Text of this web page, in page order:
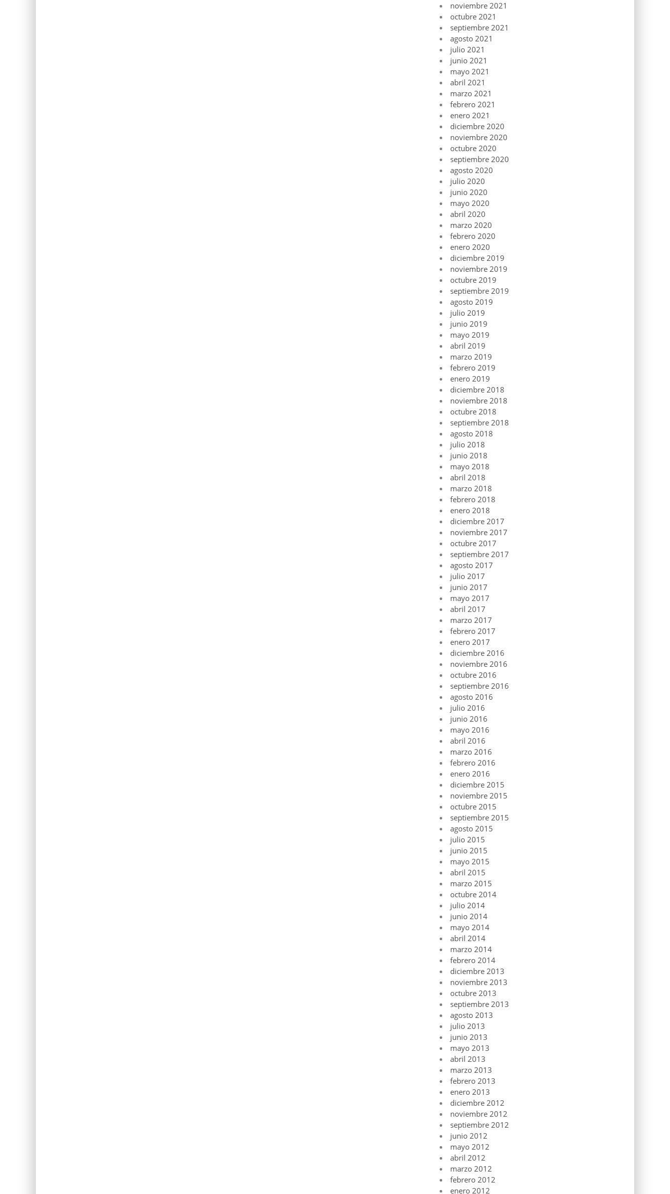
noviembre 2021
octubre 2021
septiembre 2021
agosto 2021
julio 2021
junio 2021
mayo 2021
abril 2021
marzo 2021
febrero 2021
enero 2021
diciembre 2020
noviembre 2020
octubre 2020
septiembre 2020
agosto 2020
julio 2020
junio 2020
mayo 2020
abril 2020
marzo 2020
febrero 2020
enero 2020
diciembre 2019
noviembre 2019
octubre 2019
septiembre 2019
agosto 2019
julio 2019
junio 2019
mayo 2019
abril 2019
marzo 2019
febrero 2019
enero 2019
diciembre 2018
noviembre 2018
octubre 2018
septiembre 2018
agosto 2018
julio 2018
junio 2018
mayo 2018
abril 2018
marzo 2018
febrero 2018
enero 2018
diciembre 2017
noviembre 2017
octubre 2017
septiembre 2017
agosto 2017
julio 2017
junio 2017
mayo 2017
abril 2017
marzo 2017
febrero 2017
enero 2017
diciembre 2016
noviembre 2016
octubre 2016
septiembre 2016
agosto 2016
julio 2016
junio 2016
mayo 2016
abril 2016
marzo 2016
febrero 2016
enero 2016
diciembre 2015
noviembre 2015
octubre 2015
septiembre 2015
agosto 2015
julio 2015
junio 2015
mayo 2015
abril 2015
marzo 2015
octubre 2014
julio 2014
junio 2014
mayo 2014
abril 2014
marzo 2014
febrero 2014
diciembre 2013
noviembre 2013
octubre 2013
septiembre 2013
agosto 2013
julio 2013
junio 2013
mayo 2013
abril 2013
marzo 2013
febrero 2013
enero 2013
diciembre 2012
noviembre 2012
septiembre 2012
junio 2012
mayo 2012
abril 2012
marzo 2012
febrero 2012
enero 2012